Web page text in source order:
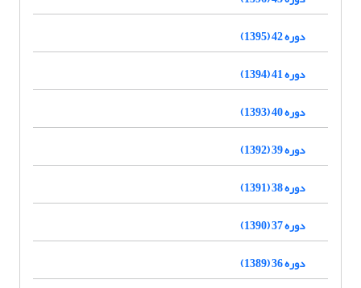
دوره 42 (1395)
دوره 41 (1394)
دوره 40 (1393)
دوره 39 (1392)
دوره 38 (1391)
دوره 37 (1390)
دوره 36 (1389)